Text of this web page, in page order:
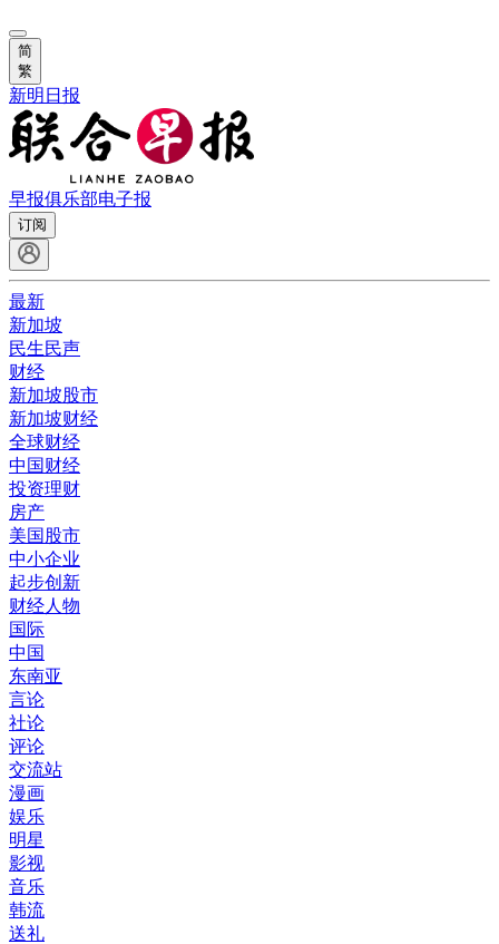
简
繁
新明日报
早报俱乐部电子报
订阅
最新
新加坡
民生民声
财经
新加坡股市
新加坡财经
全球财经
中国财经
投资理财
房产
美国股市
中小企业
起步创新
财经人物
国际
中国
东南亚
言论
社论
评论
交流站
漫画
娱乐
明星
影视
音乐
韩流
送礼